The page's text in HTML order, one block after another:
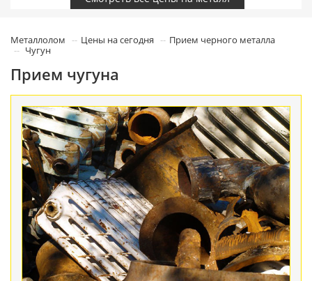
Металлолом Цены на сегодня
Прием черного металла
Чугун
Прием чугуна